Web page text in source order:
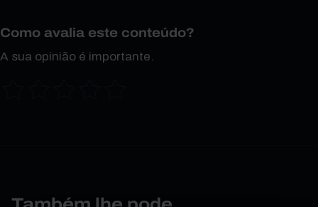
Como avalia este conteúdo?
A sua opinião é importante.